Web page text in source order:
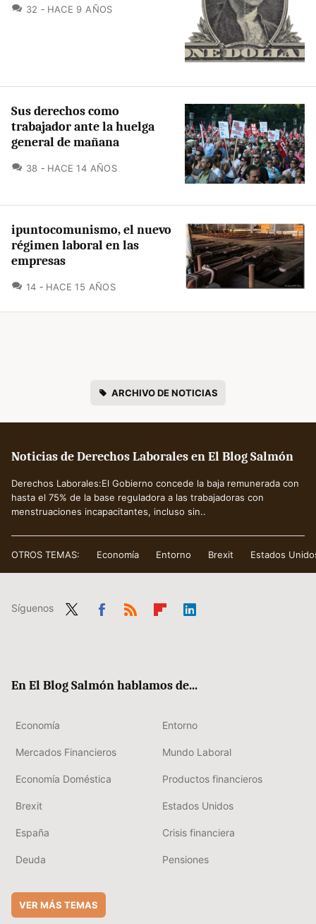
32 COMENTARIOS
HACE 9 AÑOS
Sus derechos como
trabajador ante la huelga
general de mañana
38 COMENTARIOS
HACE 14 AÑOS
ipuntocomunismo, el nuevo
régimen laboral en las
empresas
14 COMENTARIOS
HACE 15 AÑOS
ARCHIVO DE NOTICIAS
Noticias de Derechos Laborales en El Blog Salmón
Derechos Laborales:El Gobierno concede la baja remunerada con
hasta el 75% de la base reguladora a las trabajadoras con
menstruaciones incapacitantes, incluso sin..
OTROS TEMAS: Economía Entorno Brexit Estados
Síguenos
En El Blog Salmón hablamos de...
Economía Entorno
Mercados Financieros Mundo Laboral
Economía Doméstica Productos financieros
Brexit Estados Unidos
España Crisis financiera
Deuda Pensiones
VER MÁS TEMAS